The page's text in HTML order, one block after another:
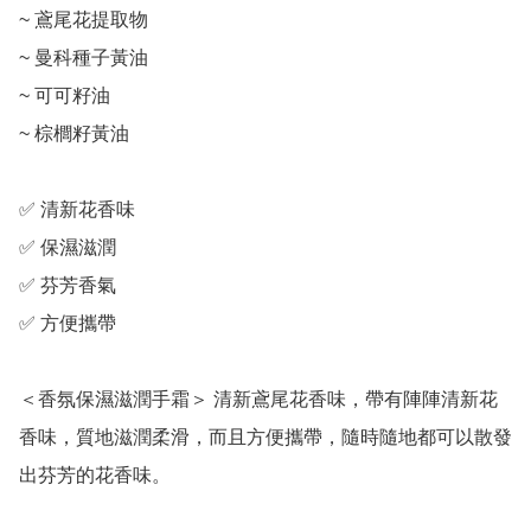
~ 鳶尾花提取物
~ 曼科種子黃油
~ 可可籽油
~ 棕櫚籽黃油
✅ 清新花香味
✅ 保濕滋潤
✅ 芬芳香氣
✅ 方便攜帶
＜香氛保濕滋潤手霜＞ 清新鳶尾花香味，帶有陣陣清新花
香味，質地滋潤柔滑，而且方便攜帶，隨時隨地都可以散發
出芬芳的花香味。